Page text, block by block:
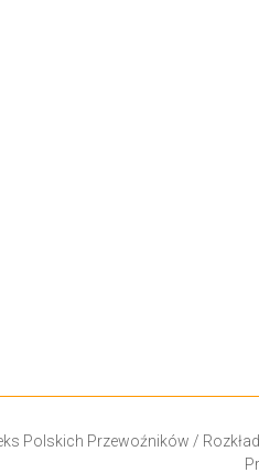
Polskich Przewoźników /